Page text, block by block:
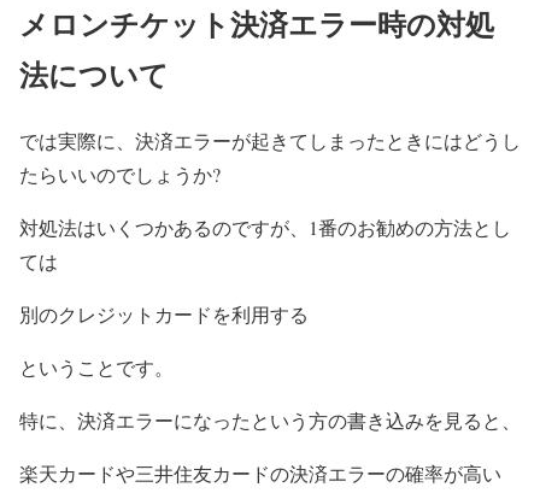
メロンチケット決済エラー時の対処
法について
では実際に、決済エラーが起きてしまったときにはどうし
たらいいのでしょうか?
対処法はいくつかあるのですが、1番のお勧めの方法とし
ては
別のクレジットカードを利用する
ということです。
特に、決済エラーになったという方の書き込みを見ると、
楽天カードや三井住友カードの決済エラーの確率が高い